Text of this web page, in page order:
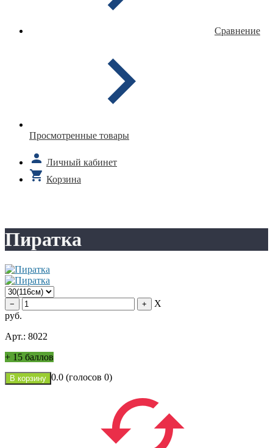
Сравнение
Просмотренные товары
Личный кабинет
Корзина
Пиратка
X
руб.
Арт.: 8022
+ 15 баллов
0.0 (голосов 0)